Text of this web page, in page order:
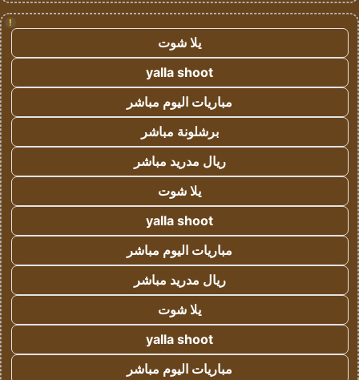
!
يلا شوت
yalla shoot
مباريات اليوم مباشر
برشلونة مباشر
ريال مدريد مباشر
يلا شوت
yalla shoot
مباريات اليوم مباشر
ريال مدريد مباشر
يلا شوت
yalla shoot
مباريات اليوم مباشر